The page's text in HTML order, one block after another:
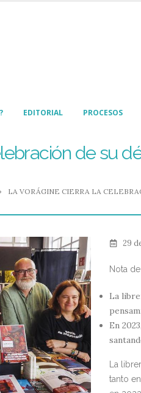
EDITORIAL PROCESOS
de su
LA VORÁGINE CIERRA LA
29
Nota
La
En
La
tanto